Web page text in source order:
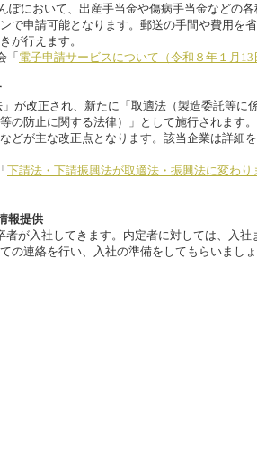
ぽにおいて、出産手当金や傷病手当金などの
で申請可能となります。郵送の手間や費用を
が行えます。
「 電子申請サービスについて（令和８年１月13
が改正され、新たに「取適法（製造委託等に
の防止に関する法律）」として施行されます
どが主な改正点となります。該当企業は詳細
下請法・下請振興法が取適法・振興法に変わり
報提供
が入社してきます。内定者に対しては、入社
の連絡を行い、入社の準備をしてもらいましょ